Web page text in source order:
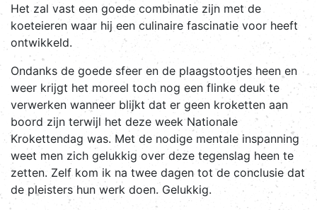
Het zal vast een goede combinatie zijn met de
koeteieren waar hij een culinaire fascinatie voor heeft
ontwikkeld.
Ondanks de goede sfeer en de plaagstootjes heen en
weer krijgt het moreel toch nog een flinke deuk te
verwerken wanneer blijkt dat er geen kroketten aan
boord zijn terwijl het deze week Nationale
Krokettendag was. Met de nodige mentale inspanning
weet men zich gelukkig over deze tegenslag heen te
zetten. Zelf kom ik na twee dagen tot de conclusie dat
de pleisters hun werk doen. Gelukkig.